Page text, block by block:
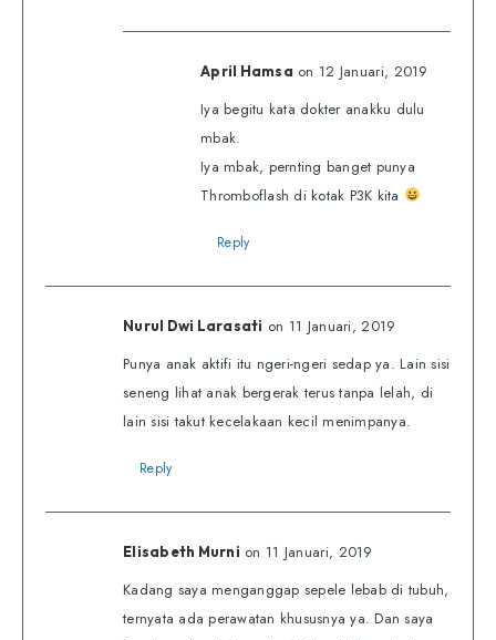
April Hamsa on 12 Januari, 2019
Iya begitu kata dokter anakku dulu
mbak.
Iya mbak, pernting banget punya
Thromboflash di kotak P3K kita
Reply
Nurul Dwi Larasati on 11 Januari, 2019
Punya anak aktifi itu ngeri-ngeri sedap ya. Lain sisi
seneng lihat anak bergerak terus tanpa lelah, di
lain sisi takut kecelakaan kecil menimpanya.
Reply
Elisabeth Murni on 11 Januari, 2019
Kadang saya menganggap sepele lebab di tubuh,
ternyata ada perawatan khususnya ya. Dan saya